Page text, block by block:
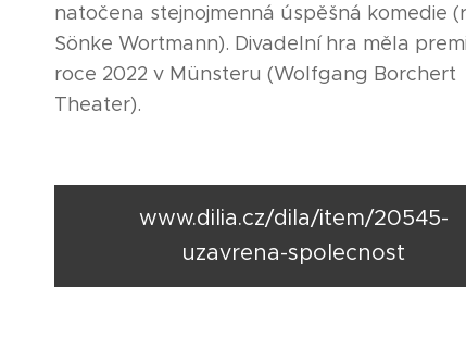
natočena stejnojmenná úspěšná komedie
Sönke Wortmann). Divadelní hra měla
roce 2022 v Münsteru (Wolfgang Borchert
Theater).
www.dilia.cz/dila/item/20545-
uzavrena-spolecnost